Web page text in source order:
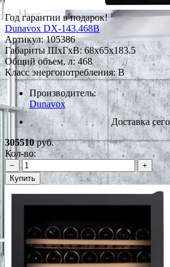
Год гарантии в подарок!
Dunavox DX-143.468B
Артикул:105386
Габариты ШxГxВ: 68x65x183.5
Общий объем, л: 468
Класс энергопотребления: B
Производитель:
Dunavox
Доставка
305510руб.
Кол-во:
−
+
Купить